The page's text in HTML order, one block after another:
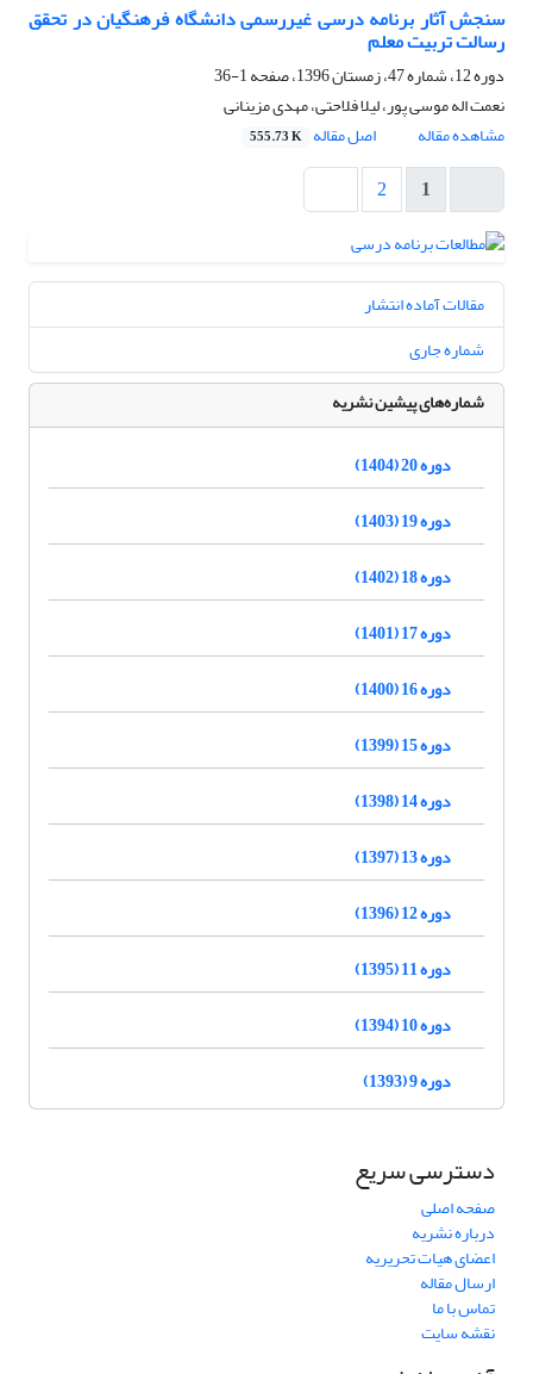
سنجش آثار برنامه درسی غیررسمی دانشگاه فرهنگیان در تحقق
رسالت تربیت معلم
دوره 12، شماره 47، زمستان 1396، صفحه
1-36
نعمت اله موسی پور، لیلا فلاحتی، مهدی مزینانی
مشاهده مقاله
اصل مقاله 555.73 K
1
2
مقالات آماده انتشار
شماره جاری
شماره‌های پیشین نشریه
دوره 20 (1404)
دوره 19 (1403)
دوره 18 (1402)
دوره 17 (1401)
دوره 16 (1400)
دوره 15 (1399)
دوره 14 (1398)
دوره 13 (1397)
دوره 12 (1396)
دوره 11 (1395)
دوره 10 (1394)
دوره 9 (1393)
دسترسی سریع
صفحه اصلی
درباره نشریه
اعضای هیات تحریریه
ارسال مقاله
تماس با ما
نقشه سایت